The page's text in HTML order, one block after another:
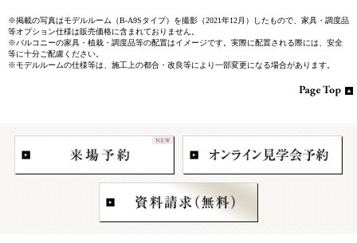
※掲載の写真はモデルルーム（B-A9Sタイプ）を撮影（2021年12月）したもので、家具・調度品
等オプション仕様は販売価格に含まれておりません。
※バルコニーの家具・植栽・調度品等の配置はイメージです。実際に配置される際には、安全
等に十分ご配慮ください。
※モデルルームの仕様等は、施工上の都合・改良等により一部変更になる場合があります。